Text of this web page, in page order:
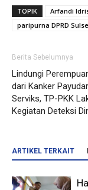
TOPIK Arfandi
paripurna DPRD
Berita Sebelumnya
Lindungi
dari Kanker
Serviks, TP-PKK
Kegiatan Deteksi
ARTIKEL TERKAIT